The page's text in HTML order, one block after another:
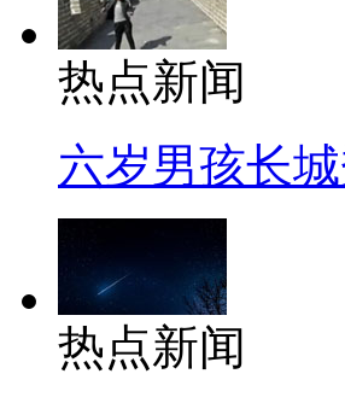
热点新闻
六岁男孩长
热点新闻